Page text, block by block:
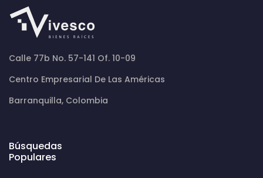
Calle 77b No. 57-141 Of. 10-09
Centro Empresarial De Las Américas
Barranquilla, Colombia
Búsquedas
Populares